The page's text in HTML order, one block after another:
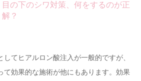
目の下のシワ対策、何をするのが正
解？
してヒアルロン酸注入が一般的ですが、
て効果的な施術が他にもあります。効果